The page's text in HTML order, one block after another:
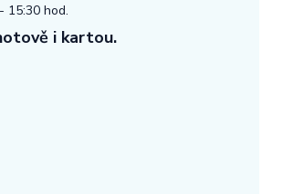
15:30 hod.
i kartou.